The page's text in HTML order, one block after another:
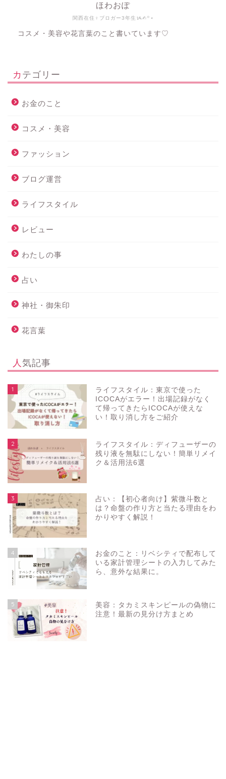
関西在住♀ブロガー3年生ᝰ✍︎꙳⋆
ほわおぽ
コスメ・美容や花言葉のこと書いています♡
カテゴリー
お金のこと
コスメ・美容
ファッション
ブログ運営
ライフスタイル
レビュー
わたしの事
占い
神社・御朱印
花言葉
人気記事
1
ライフスタイル：東京で使った
ICOCAがエラー！出場記録がなく
て帰ってきたらICOCAが使えな
い！取り消し方をご紹介
2
ライフスタイル：ディフューザーの
残り液を無駄にしない！簡単リメイ
ク＆活用法6選
3
占い：【初心者向け】紫微斗数と
は？命盤の作り方と当たる理由をわ
かりやすく解説！
4
お金のこと：リベシティで配布して
いる家計管理シートの入力してみた
ら、意外な結果に。
5
美容：タカミスキンピールの偽物に
注意！最新の見分け方まとめ